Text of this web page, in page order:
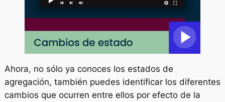
Ahora, no sólo ya conoces los estados de
agregación, también puedes identificar los diferentes
cambios que ocurren entre ellos por efecto de la